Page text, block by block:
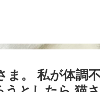
ま。 私が体調